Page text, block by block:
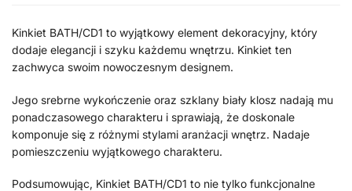
Kinkiet BATH/CD1 to wyjątkowy element dekoracyjny, który
dodaje elegancji i szyku każdemu wnętrzu. Kinkiet ten
zachwyca swoim nowoczesnym designem.
Jego srebrne wykończenie oraz szklany biały klosz nadają mu
ponadczasowego charakteru i sprawiają, że doskonale
komponuje się z różnymi stylami aranżacji wnętrz. Nadaje
pomieszczeniu wyjątkowego charakteru.
Podsumowując, Kinkiet BATH/CD1 to nie tylko funkcjonalne